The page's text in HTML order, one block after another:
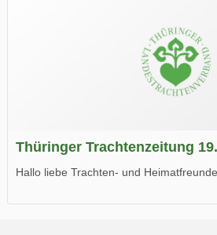
Thüringer Trachtenzeitung
Hallo liebe Trachten- und Heimatfreunde,